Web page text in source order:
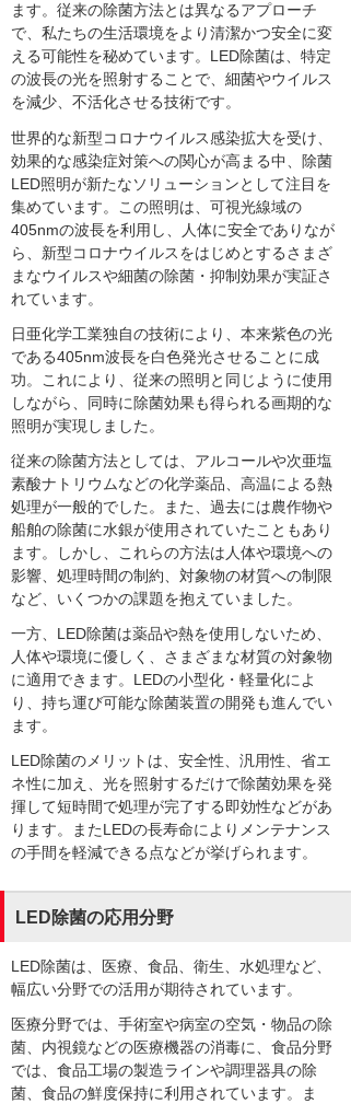
ます。従来の除菌方法とは異なるアプローチ
で、私たちの生活環境をより清潔かつ安全に変
える可能性を秘めています。LED除菌は、特定
の波長の光を照射することで、細菌やウイルス
を減少、不活化させる技術です。
世界的な新型コロナウイルス感染拡大を受け、
効果的な感染症対策への関心が高まる中、除菌
LED照明が新たなソリューションとして注目を
集めています。この照明は、可視光線域の
405nmの波長を利用し、人体に安全でありなが
ら、新型コロナウイルスをはじめとするさまざ
まなウイルスや細菌の除菌・抑制効果が実証さ
れています。
日亜化学工業独自の技術により、本来紫色の光
である405nm波長を白色発光させることに成
功。これにより、従来の照明と同じように使用
しながら、同時に除菌効果も得られる画期的な
照明が実現しました。
従来の除菌方法としては、アルコールや次亜塩
素酸ナトリウムなどの化学薬品、高温による熱
処理が一般的でした。また、過去には農作物や
船舶の除菌に水銀が使用されていたこともあり
ます。しかし、これらの方法は人体や環境への
影響、処理時間の制約、対象物の材質への制限
など、いくつかの課題を抱えていました。
一方、LED除菌は薬品や熱を使用しないため、
人体や環境に優しく、さまざまな材質の対象物
に適用できます。LEDの小型化・軽量化によ
り、持ち運び可能な除菌装置の開発も進んでい
ます。
LED除菌のメリットは、安全性、汎用性、省エ
ネ性に加え、光を照射するだけで除菌効果を発
揮して短時間で処理が完了する即効性などがあ
ります。またLEDの長寿命によりメンテナンス
の手間を軽減できる点などが挙げられます。
LED除菌の応用分野
LED除菌は、医療、食品、衛生、水処理など、
幅広い分野での活用が期待されています。
医療分野では、手術室や病室の空気・物品の除
菌、内視鏡などの医療機器の消毒に、食品分野
では、食品工場の製造ラインや調理器具の除
菌、食品の鮮度保持に利用されています。ま